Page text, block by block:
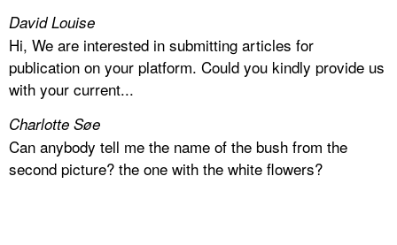
David Louise
Hi, We are interested in submitting articles for
publication on your platform. Could you kindly provide us
with your current...
Charlotte Søe
Can anybody tell me the name of the bush from the
second picture? the one with the white flowers?